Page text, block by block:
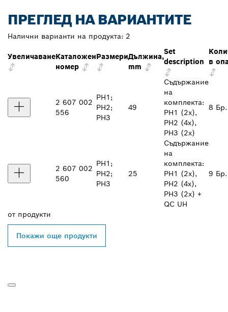
ПРЕГЛЕД НА ВАРИАНТИТЕ
Налични варианти на продукта: 2
УвеличаванеКаталожен
номер
РазмериДължина,
mm
Set
description
в
2 607 002
556
PH1;
PH2;
PH3
49
Съдържание
на
комплекта:
PH1 (2x),
PH2 (4x),
PH3 (2x)
8 Бр.
2 607 002
560
PH1;
PH2;
PH3
25
Съдържание
на
комплекта:
PH1 (2x),
PH2 (4x),
PH3 (2x) +
QC UH
9 Бр.
от продукти
Покажи още продукти